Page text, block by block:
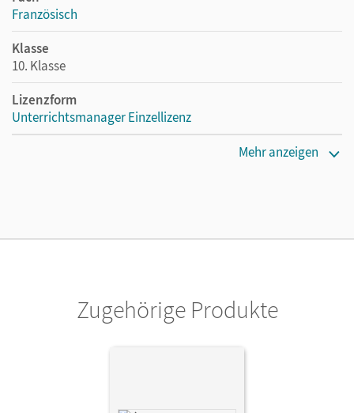
Französisch
Klasse
10. Klasse
Lizenzform
Unterrichtsmanager Einzellizenz
Unterrichtsmanagers solange das Lehrwerk erhältlich ist.
Mehr anzeigen
Zugehörige Produkte